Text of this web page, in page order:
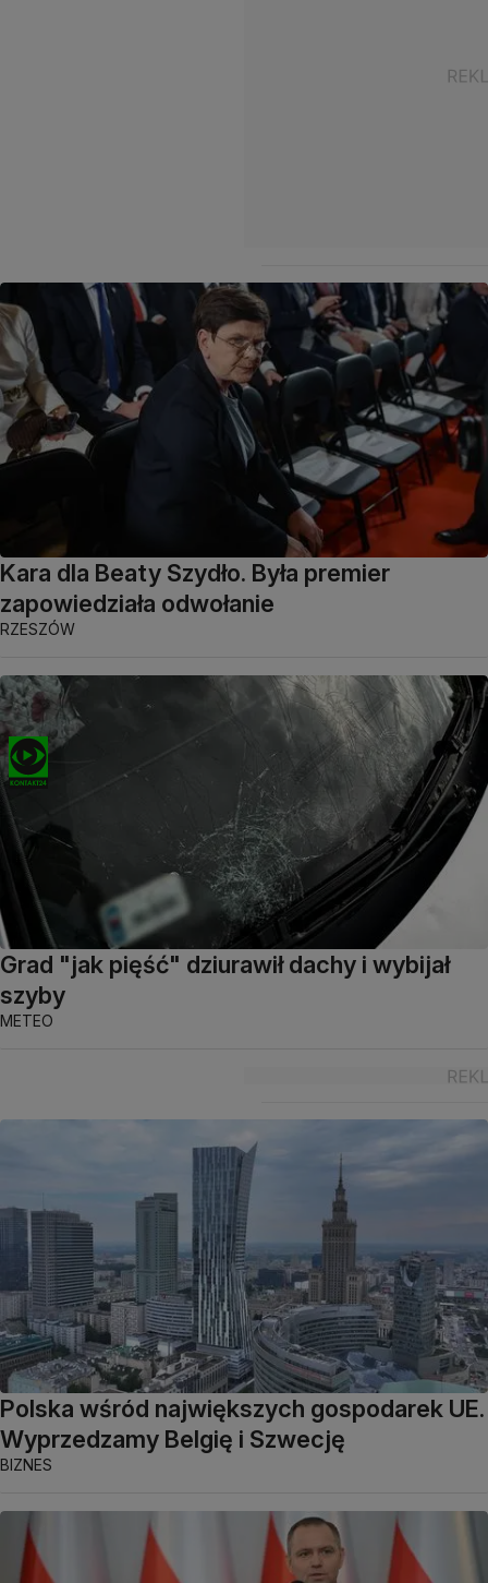
Kara dla Beaty Szydło. Była premier
zapowiedziała odwołanie
RZESZÓW
Grad "jak pięść" dziurawił dachy i wybijał
szyby
METEO
Polska wśród największych gospodarek UE.
Wyprzedzamy Belgię i Szwecję
BIZNES